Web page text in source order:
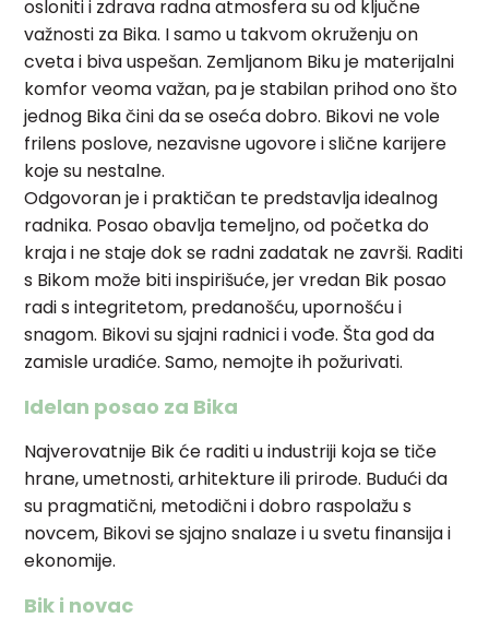
osloniti i zdrava radna atmosfera su od ključne
važnosti za Bika. I samo u takvom okruženju on
cveta i biva uspešan. Zemljanom Biku je materijalni
komfor veoma važan, pa je stabilan prihod ono što
jednog Bika čini da se oseća dobro. Bikovi ne vole
frilens poslove, nezavisne ugovore i slične karijere
koje su nestalne.
Odgovoran je i praktičan te predstavlja idealnog
radnika. Posao obavlja temeljno, od početka do
kraja i ne staje dok se radni zadatak ne završi. Raditi
s Bikom može biti inspirišuće, jer vredan Bik posao
radi s integritetom, predanošću, upornošću i
snagom. Bikovi su sjajni radnici i vođe. Šta god da
zamisle uradiće. Samo, nemojte ih požurivati.
Idelan posao za Bika
Najverovatnije Bik će raditi u industriji koja se tiče
hrane, umetnosti, arhitekture ili prirode. Budući da
su pragmatični, metodični i dobro raspolažu s
novcem, Bikovi se sjajno snalaze i u svetu finansija i
ekonomije.
Bik i novac